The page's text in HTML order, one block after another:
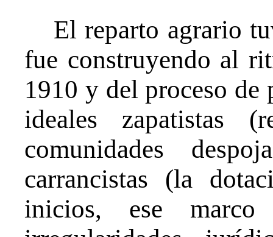
El reparto agrario
fue construyendo al
1910 y del proceso
ideales zapatistas
comunidades
carrancistas (la
inicios, ese